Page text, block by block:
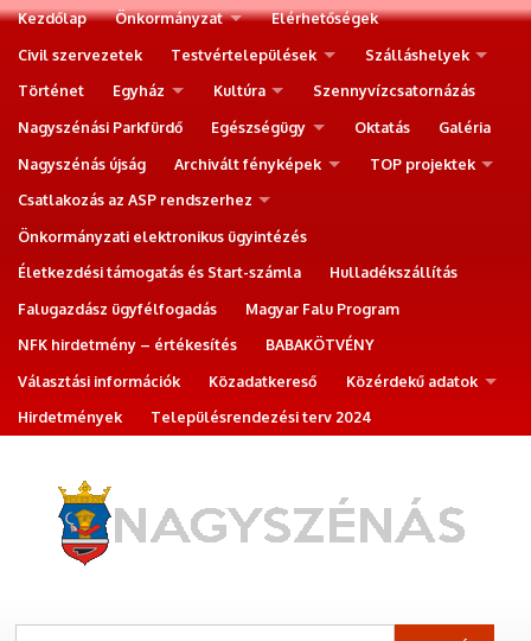
Kezdőlap Önkormányzat
Elérhetőségek
Civil szervezetek
Testvértelepülések
Szálláshelyek
Történet
Egyház Kultúra
Szennyvízcsatornázás
Nagyszénási Parkfürdő
Egészségügy Oktatás
Galéria
Nagyszénás újság
Archivált fényképek
TOP projektek
Csatlakozás az ASP rendszerhez
Önkormányzati elektronikus ügyintézés
Életkezdési támogatás és Start-számla
Hulladékszállítás
Falugazdász ügyfélfogadás
Magyar Falu Program
NFK hirdetmény – értékesítés
BABAKÖTVÉNY
Választási információk
Közadatkereső
Közérdekű adatok
Hirdetmények
Településrendezési terv 2024